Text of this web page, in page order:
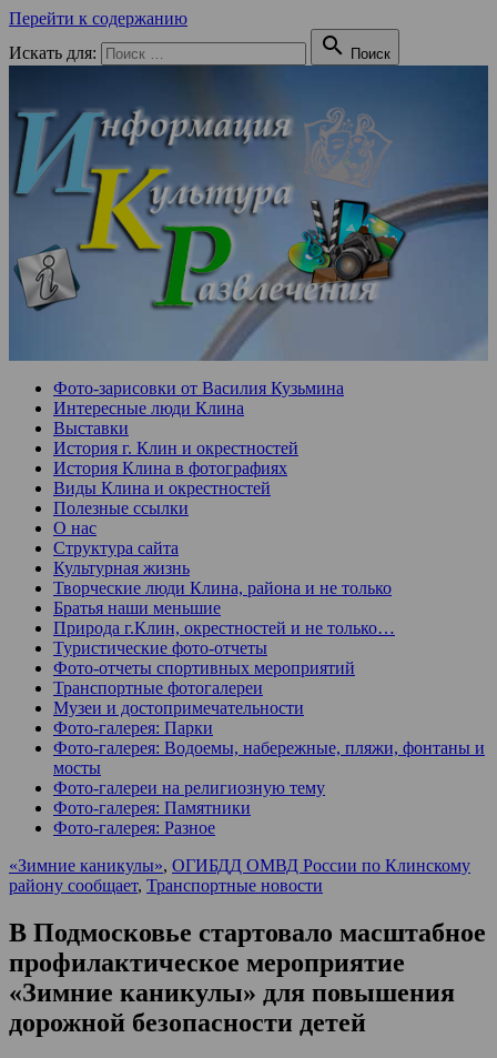
Перейти к содержанию
Искать для:
 Поиск
Фото-зарисовки от Василия Кузьмина
Интересные люди Клина
Выставки
История г. Клин и окрестностей
История Клина в фотографиях
Виды Клина и окрестностей
Полезные ссылки
О нас
Структура сайта
Культурная жизнь
Творческие люди Клина, района и не только
Братья наши меньшие
Природа г.Клин, окрестностей и не только…
Туристические фото-отчеты
Фото-отчеты спортивных мероприятий
Транспортные фотогалереи
Музеи и достопримечательности
Фото-галерея: Парки
Фото-галерея: Водоемы, набережные, пляжи, фонтаны и
мосты
Фото-галереи на религиозную тему
Фото-галерея: Памятники
Фото-галерея: Разное
«Зимние каникулы», ОГИБДД ОМВД России по Клинскому
району сообщает, Транспортные новости
В Подмосковье стартовало масштабное
профилактическое мероприятие
«Зимние каникулы» для повышения
дорожной безопасности детей